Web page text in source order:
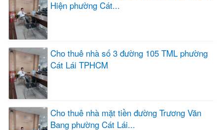
Hiện phường Cát...
Cho thuê nhà số 3 đường 105 TML phường
Cát Lái TPHCM
Cho thuê nhà mặt tiền đường Trương Văn
Bang phường Cát Lái...